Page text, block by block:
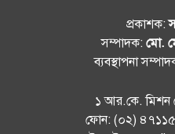
প্রকাশক:
সম্পাদক: মো.
ব্যবস্থাপনা
১ আর.কে. মিশন
ফোন: (০২)